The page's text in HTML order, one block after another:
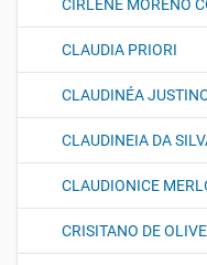
CIRLENE MORENO
CLAUDIA PRIORI
CLAUDINÉA
CLAUDINEIA DA
CLAUDIONICE
CRISITANO DE